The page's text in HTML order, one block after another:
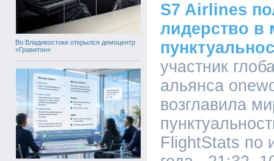
Во Владивостоке открылся демоцентр
«Гравитон»
S7 Airlines
лидерство в
участник
альянса
возглавила
FlightStats по